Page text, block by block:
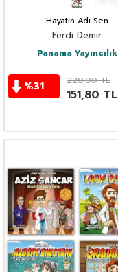
Hayatın Adı Sen
Ferdi Demir
Panama Yayıncılık
%31 220,00TL
151,80 TL